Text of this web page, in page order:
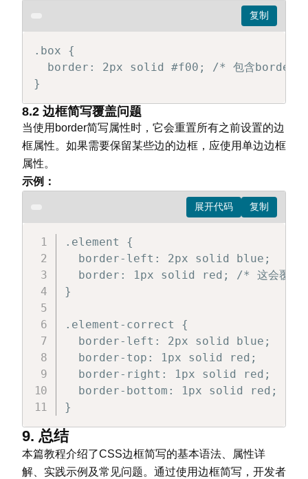
.box {
border: 2px solid #f00; /* 包含border-
}
8.2 边框简写覆盖问题
当使用border简写属性时，它会重置所有之前设置的边
框属性。如果需要保留某些边的边框，应使用单边边框
属性。
示例：
.element {
  border-left: 2px solid blue;
border: 1px solid red; /* 这会覆盖
}
.element-correct {
  border-left: 2px solid blue;
  border-top: 1px solid red;
  border-right: 1px solid red;
  border-bottom: 1px solid red;
}
9. 总结
本篇教程介绍了CSS边框简写的基本语法、属性详
解、实践示例及常见问题。通过使用边框简写，开发者